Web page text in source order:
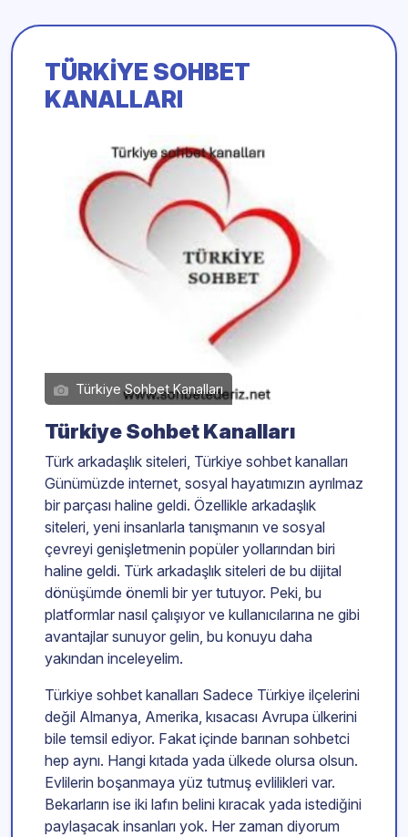
TÜRKIYE SOHBET
KANALLARI
Türkiye Sohbet Kanalları
Türkiye Sohbet Kanalları
Türk arkadaşlık siteleri, Türkiye sohbet kanalları
Günümüzde internet, sosyal hayatımızın ayrılmaz
bir parçası haline geldi. Özellikle arkadaşlık
siteleri, yeni insanlarla tanışmanın ve sosyal
çevreyi genişletmenin popüler yollarından biri
haline geldi. Türk arkadaşlık siteleri de bu dijital
dönüşümde önemli bir yer tutuyor. Peki, bu
platformlar nasıl çalışıyor ve kullanıcılarına ne gibi
avantajlar sunuyor gelin, bu konuyu daha
yakından inceleyelim.
Türkiye sohbet kanalları Sadece Türkiye ilçelerini
değil Almanya, Amerika, kısacası Avrupa ülkerini
bile temsil ediyor. Fakat içinde barınan sohbetci
hep aynı. Hangi kıtada yada ülkede olursa olsun.
Evlilerin boşanmaya yüz tutmuş evlilikleri var.
Bekarların ise iki lafın belini kıracak yada istediğini
paylaşacak insanları yok. Her zaman diyorum